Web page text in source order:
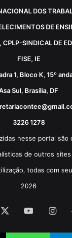
DOS
DE
SINDICAL DE
FISE, IE
1, Bloco K, 15º
Sul, Brasília, DF
3226 1278
nesse portal são
de outros sites
todas com
2026
YouTube